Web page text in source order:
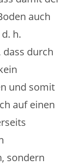
auch
h.
dass durch
und somit
auf einen
sondern